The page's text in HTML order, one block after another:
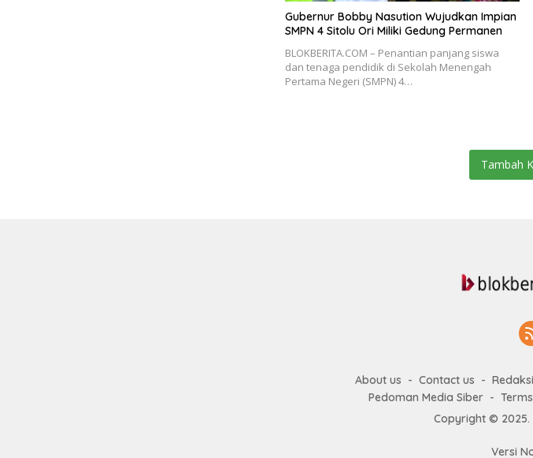
Gubernur Bobby Nasution Wujudkan Impian
SMPN 4 Sitolu Ori Miliki Gedung Permanen
BLOKBERITA.COM – Penantian panjang siswa
dan tenaga pendidik di Sekolah Menengah
Pertama Negeri (SMPN) 4…
Tambah
About us Contact us Redaksi
Pedoman Media Siber
Terms
Copyright © 2025.
Versi